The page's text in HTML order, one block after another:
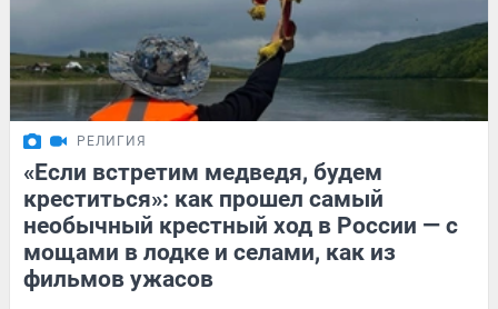
РЕЛИГИЯ
«Если встретим медведя, будем
креститься»: как прошел самый
необычный крестный ход в России — с
мощами в лодке и селами, как из
фильмов ужасов